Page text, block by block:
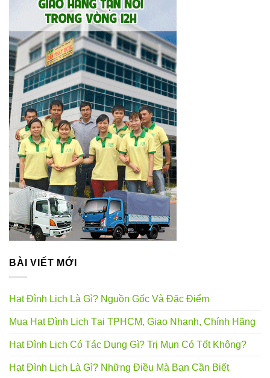
BÀI VIẾT MỚI
Hạt Đình Lịch Là Gì? Nguồn Gốc Và Đặc Điểm
Mua Hạt Đình Lịch Tại TPHCM, Giao Nhanh, Chính Hãng
Hạt Đình Lịch Có Tác Dụng Gì? Trị Mụn Có Tốt Không?
Hạt Đình Lịch Là Gì? Những Điều Mà Bạn Cần Biết